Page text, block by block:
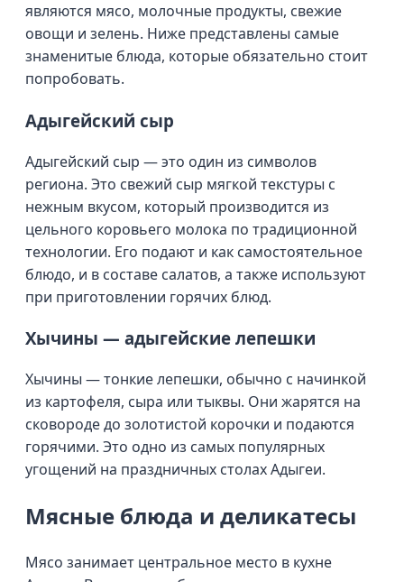
являются мясо, молочные продукты, свежие
овощи и зелень. Ниже представлены самые
знаменитые блюда, которые обязательно стоит
попробовать.
Адыгейский сыр
Адыгейский сыр — это один из символов
региона. Это свежий сыр мягкой текстуры с
нежным вкусом, который производится из
цельного коровьего молока по традиционной
технологии. Его подают и как самостоятельное
блюдо, и в составе салатов, а также используют
при приготовлении горячих блюд.
Хычины — адыгейские лепешки
Хычины — тонкие лепешки, обычно с начинкой
из картофеля, сыра или тыквы. Они жарятся на
сковороде до золотистой корочки и подаются
горячими. Это одно из самых популярных
угощений на праздничных столах Адыгеи.
Мясные блюда и деликатесы
Мясо занимает центральное место в кухне